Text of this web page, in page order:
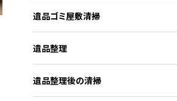
遺品ゴミ屋敷清掃
遺品整理
遺品整理後の清掃